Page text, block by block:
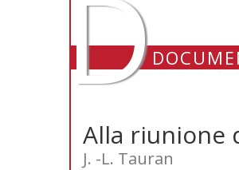
D
Alla riunione
J. -L. Tauran